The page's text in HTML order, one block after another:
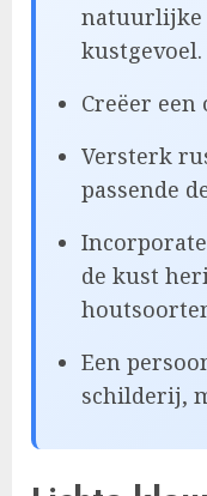
natuurlijke
kustgevoel.
Creëer
Versterk
passende
de kust
Een
schilderij,